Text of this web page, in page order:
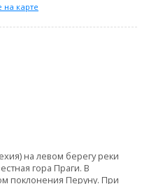
карте
на левом берегу реки
гора Праги. В
поклонения Перуну. При